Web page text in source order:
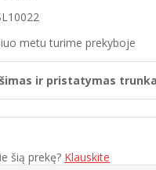
metu turime prekyboje
ir pristatymas
šią prekę? Klauskite